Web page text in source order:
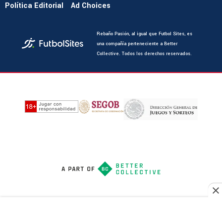
Política Editorial
Ad Choices
Rebaño Pasión, al igual que Futbol Sites, es
una compañía perteneciente a Better
Collective. Todos los derechos reservados.